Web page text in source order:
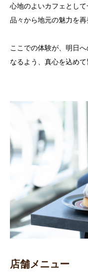
心地のよいカフェとし
品々から地元の魅力を
ここでの体験が、明日
なるよう、真心を込め
店舗メニュー